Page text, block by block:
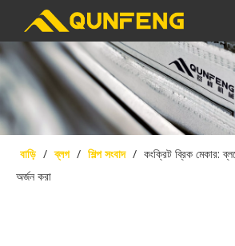
বাড়ি / ব্লগ / শিল্প সংবাদ / কংক্রিট ব্রিক মেকার:
অর্জন করা